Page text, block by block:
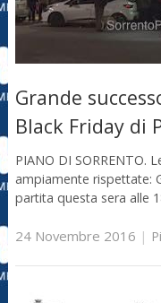
Grande
Black Friday di
PIANO DI SORRENTO.
ampiamente rispettate:
partita questa sera alle
24 Novembre 2016 |